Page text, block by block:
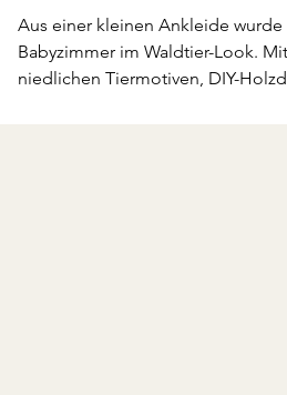
Aus einer kleinen Ankleide wurde
Babyzimmer im Waldtier-Look.
niedlichen Tiermotiven, DIY-